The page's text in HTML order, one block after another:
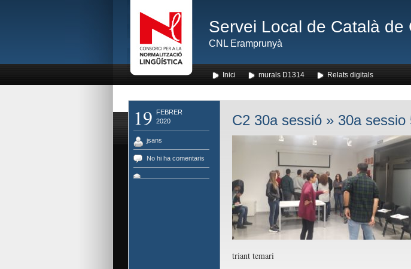
Servei Local de Català de
CNL Eramprunyà
Inici murals D1314 Relats digitals
19
FEBRER
2020
jsans
No hi ha comentaris
C2 30a sessió» 30a sessio
triant temari